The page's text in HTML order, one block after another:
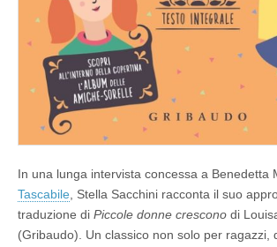
In una lunga intervista concessa a Benedetta
Tascabile , Stella Sacchini racconta il suo
traduzione di Piccole donne crescono di
(Gribaudo). Un classico non solo per ragazzi,